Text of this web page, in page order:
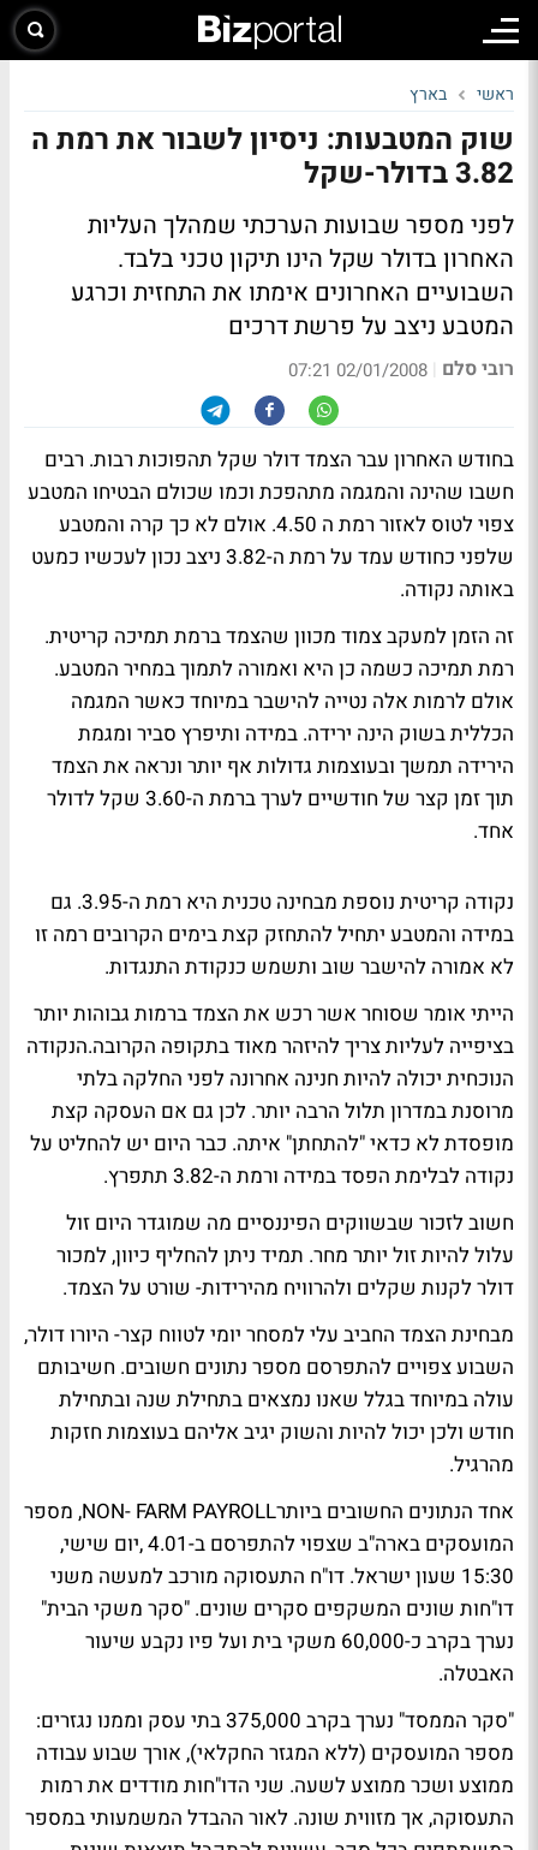
ראשי בארץ
שוק המטבעות: ניסיון לשבור את רמת ה
3.82 בדולר-שקל
לפני מספר שבועות הערכתי שמהלך העליות
האחרון בדולר שקל הינו תיקון טכני בלבד.
השבועיים האחרונים אימתו את התחזית וכרגע
המטבע ניצב על פרשת דרכים
רובי סלם |
02/01/2008 07:21
בחודש האחרון עבר הצמד דולר שקל תהפוכות רבות. רבים
חשבו שהינה והמגמה מתהפכת וכמו שכולם הבטיחו המטבע
צפוי לטוס לאזור רמת ה 4.50. אולם לא כך קרה והמטבע
שלפני כחודש עמד על רמת ה-3.82 ניצב נכון לעכשיו כמעט
באותה נקודה.
זה הזמן למעקב צמוד מכוון שהצמד ברמת תמיכה קריטית.
רמת תמיכה כשמה כן היא ואמורה לתמוך במחיר המטבע.
אולם לרמות אלה נטייה להישבר במיוחד כאשר המגמה
הכללית בשוק הינה ירידה. במידה ותיפרץ סביר ומגמת
הירידה תמשך ובעוצמות גדולות אף יותר ונראה את הצמד
תוך זמן קצר של חודשיים לערך ברמת ה-3.60 שקל לדולר
אחד.
נקודה קריטית נוספת מבחינה טכנית היא רמת ה-3.95. גם
במידה והמטבע יתחיל להתחזק קצת בימים הקרובים רמה זו
לא אמורה להישבר שוב ותשמש כנקודת התנגדות.
הייתי אומר שסוחר אשר רכש את הצמד ברמות גבוהות יותר
בציפייה לעליות צריך להיזהר מאוד בתקופה הקרובה.הנקודה
הנוכחית יכולה להיות חנינה אחרונה לפני החלקה בלתי
מרוסנת במדרון תלול הרבה יותר. לכן גם אם העסקה קצת
מופסדת לא כדאי "להתחתן" איתה. כבר היום יש להחליט על
נקודה לבלימת הפסד במידה ורמת ה-3.82 תתפרץ.
חשוב לזכור שבשווקים הפיננסיים מה שמוגדר היום זול
עלול להיות זול יותר מחר. תמיד ניתן להחליף כיוון, למכור
דולר לקנות שקלים ולהרוויח מהירידות- שורט על הצמד.
מבחינת הצמד החביב עלי למסחר יומי לטווח קצר- היורו דולר,
השבוע צפויים להתפרסם מספר נתונים חשובים. חשיבותם
עולה במיוחד בגלל שאנו נמצאים בתחילת שנה ובתחילת
חודש ולכן יכול להיות והשוק יגיב אליהם בעוצמות חזקות
מהרגיל.
אחד הנתונים החשובים ביותרNON- FARM PAYROLL, מספר
המועסקים בארה"ב שצפוי להתפרסם ב-4.01 ,יום שישי,
15:30 שעון ישראל. דו"ח התעסוקה מורכב למעשה משני
דו"חות שונים המשקפים סקרים שונים. "סקר משקי הבית"
נערך בקרב כ-60,000 משקי בית ועל פיו נקבע שיעור
האבטלה.
"סקר הממסד" נערך בקרב 375,000 בתי עסק וממנו נגזרים:
מספר המועסקים (ללא המגזר החקלאי), אורך שבוע עבודה
ממוצע ושכר ממוצע לשעה. שני הדו"חות מודדים את רמות
התעסוקה, אך מזווית שונה. לאור ההבדל המשמעותי במספר